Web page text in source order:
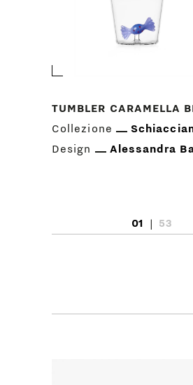
TUMBLER CARAMELLA
Collezione
Design
Alessandra
01 |
53